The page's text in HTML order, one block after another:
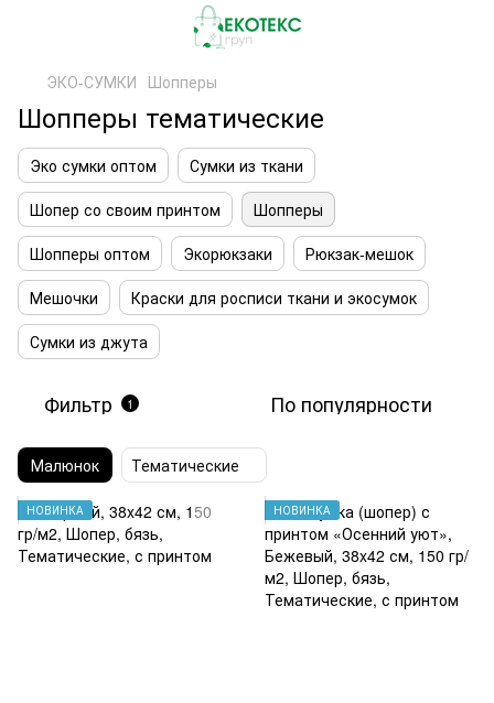
ЭКО-СУМКИ Шопперы
Шопперы тематические
Эко сумки оптом
Сумки из ткани
Шопер со своим принтом
Шопперы
Шопперы оптом
Экорюкзаки
Рюкзак-мешок
Мешочки
Краски для росписи ткани и экосумок
Сумки из джута
Фильтр 1 По популярности
Малюнок Тематические
НОВИНКА НОВИНКА